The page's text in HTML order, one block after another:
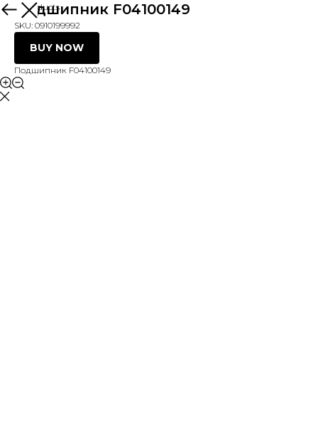
More products
Подшипник F04100149
SKU: 0910199992
BUY NOW
Подшипник F04100149